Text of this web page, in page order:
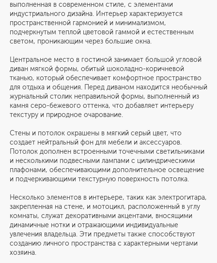
выполненная в современном стиле, с элементами
индустриального дизайна. Интерьер характеризуется
пространственной гармонией и минимализмом,
подчеркнутым теплой цветовой гаммой и естественным
светом, проникающим через большие окна.
Центральное место в гостиной занимает большой угловой
диван мягкой формы, обитый шоколадно-коричневой
тканью, который обеспечивает комфортное пространство
для отдыха и общения. Перед диваном находится необычный
журнальный столик неправильной формы, выполненный из
камня серо-бежевого оттенка, что добавляет интерьеру
текстуру и природное очарование.
Стены и потолок окрашены в мягкий серый цвет, что
создает нейтральный фон для мебели и аксессуаров.
Потолок дополнен встроенными точечными светильниками
и несколькими подвесными лампами с цилиндрическими
плафонами, обеспечивающими дополнительное освещение
и подчеркивающими текстурную поверхность потолка.
Несколько элементов в интерьере, таких как электрогитара,
закрепленная на стене, и мотоцикл, расположенный в углу
комнаты, служат декоративными акцентами, вносящими
динамичные нотки и отражающими индивидуальные
увлечения владельца. Эти предметы также способствуют
созданию личного пространства с характерными чертами
хозяина.